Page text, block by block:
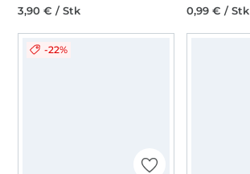
3,90 € / Stk 0,99 € / Stk
-22%